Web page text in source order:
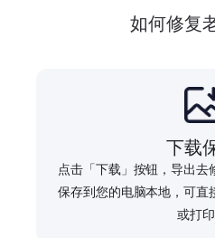
如何修复
下载
点击「下载」按钮，导出去
保存到您的电脑本地，可直
或打印